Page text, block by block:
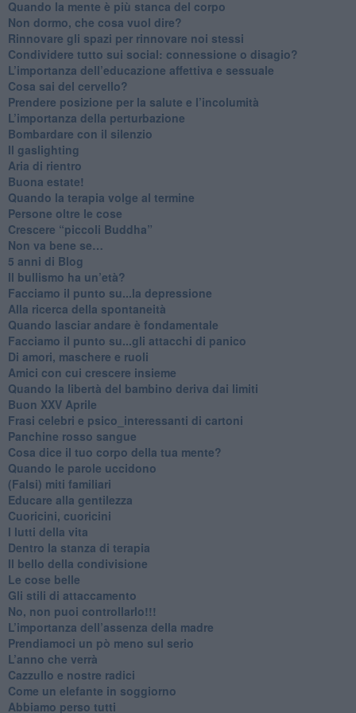
​Quando la mente è più stanca del corpo
Non dormo, che cosa vuol dire?
​Rinnovare gli spazi per rinnovare noi stessi
​Condividere tutto sui social: connessione o disagio?
​L’importanza dell’educazione affettiva e sessuale
​Cosa sai del cervello?
Prendere posizione per la salute e l’incolumità
L’importanza della perturbazione
​Bombardare con il silenzio
Il gaslighting
Aria di rientro
Buona estate!
​Quando la terapia volge al termine
​Persone oltre le cose
​Crescere “piccoli Buddha”
Non va bene se…
​5 anni di Blog
​Il bullismo ha un’età?
Facciamo il punto su...la depressione
​Alla ricerca della spontaneità
​Quando lasciar andare è fondamentale
Facciamo il punto su...gli attacchi di panico
Di amori, maschere e ruoli
​Amici con cui crescere insieme
​Quando la libertà del bambino deriva dai limiti
Buon XXV Aprile
​Frasi celebri e psico_interessanti di cartoni
​Panchine rosso sangue
​Cosa dice il tuo corpo della tua mente?
​Quando le parole uccidono
​(Falsi) miti familiari
​Educare alla gentilezza
​Cuoricini, cuoricini
I lutti della vita
​Dentro la stanza di terapia
​Il bello della condivisione
Le cose belle
​Gli stili di attaccamento
No, non puoi controllarlo!!!
​L’importanza dell’assenza della madre
​Prendiamoci un pò meno sul serio
​L’anno che verrà
​Cazzullo e nostre radici
​Come un elefante in soggiorno
​Abbiamo perso tutti